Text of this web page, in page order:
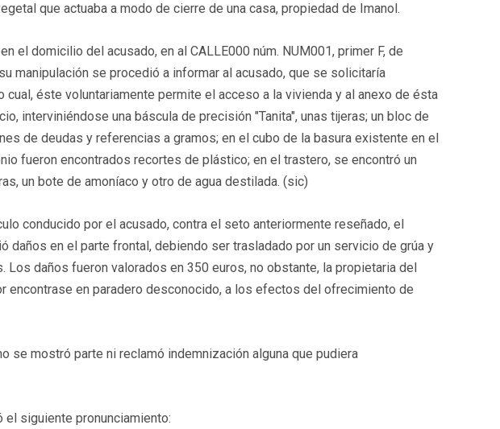
que actuaba a modo de cierre de una casa, propiedad de Imanol.
el domicilio del acusado, en al CALLE000 núm. NUM001, primer F, de
manipulación se procedió a informar al acusado, que se solicitaría
cual, éste voluntariamente permite el acceso a la vivienda y al anexo de ésta
interviniéndose una báscula de precisión "Tanita", unas tijeras; un bloc de
de deudas y referencias a gramos; en el cubo de la basura existente en el
fueron encontrados recortes de plástico; en el trastero, se encontró un
un bote de amoníaco y otro de agua destilada. (sic)
conducido por el acusado, contra el seto anteriormente reseñado, el
daños en el parte frontal, debiendo ser trasladado por un servicio de grúa y
daños fueron valorados en 350 euros, no obstante, la propietaria del
encontrase en paradero desconocido, a los efectos del ofrecimiento de
se mostró parte ni reclamó indemnización alguna que pudiera
el siguiente pronunciamiento: